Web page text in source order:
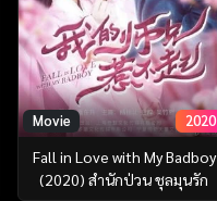
Movie 2020
Fall in Love with My Badboy
(2020) สำนักป่วน ชุลมุนรัก